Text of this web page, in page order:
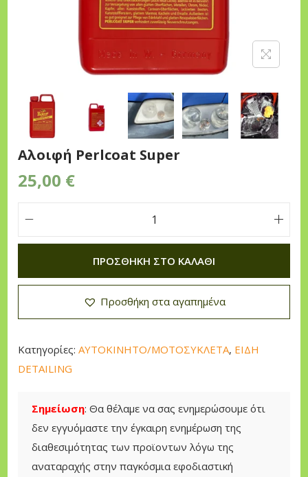
n
Αλοιφή Perlcoat Super
25,00 €
Σημείωση: Θα θέλαμε να σας ενημερώσουμε ότι
δεν εγγυόμαστε την έγκαιρη ενημέρωση της
διαθεσιμότητας των προϊοντων λόγω της
αναταραχής στην παγκόσμια εφοδιαστική
Α
λ
ο
ι
φ
P
ΠΡΟΣΘΉΚΗ ΣΤΟ ΚΑΛΆΘΙ
Προσθήκη στα αγαπημένα
Κατηγορίες:ΑΥΤΟΚΙΝΗΤΟ/ΜΟΤΟΣΥΚΛΕΤΑ, ΕΙΔΗ
DETAILING